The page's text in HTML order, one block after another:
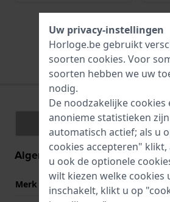
Alle passende
Specificaties
Algemene informatie
Merk
G-Shock
Uw privacy-instellingen
Horloge.be gebruikt
soorten cookies. Voor
soorten hebben we uw
nodig.
De noodzakelijke cookies
anonieme statistieken
automatisch actief; als u
cookies accepteren"
u ook de optionele
wilt kiezen welke cookies
inschakelt, klikt u op